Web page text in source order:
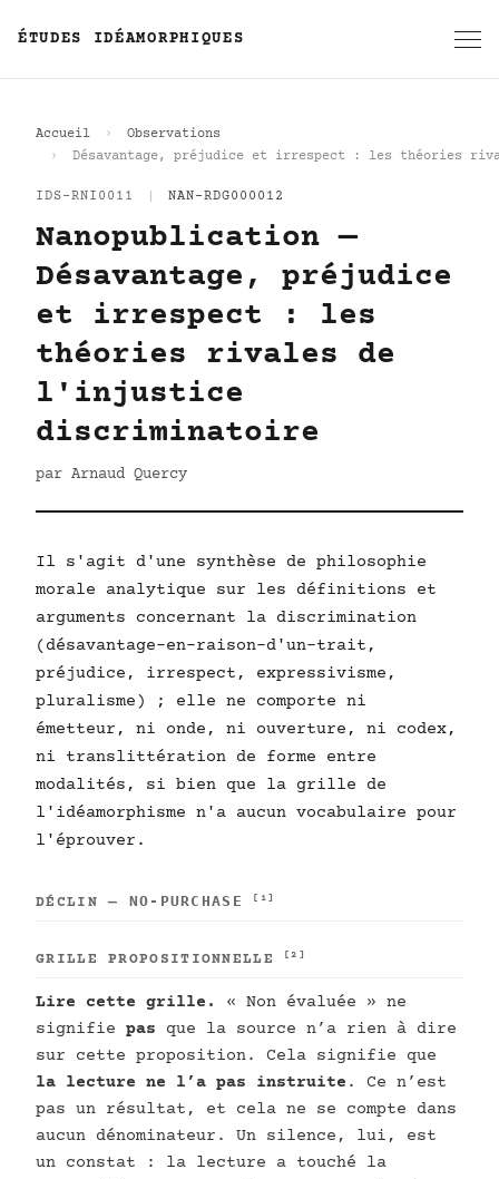
ÉTUDES IDÉAMORPHIQUES
Accueil
Observations
Désavantage, préjudice et irrespect : les théories
IDS-RNI0011 NAN-RDG000012
Nanopublication —
Désavantage, préjudice
et irrespect : les
théories rivales de
l'injustice
discriminatoire
par Arnaud Quercy
Il s'agit d'une synthèse de philosophie
morale analytique sur les définitions et
arguments concernant la discrimination
(désavantage-en-raison-d'un-trait,
préjudice, irrespect, expressivisme,
pluralisme) ; elle ne comporte ni
émetteur, ni onde, ni ouverture, ni codex,
ni translittération de forme entre
modalités, si bien que la grille de
l'idéamorphisme n'a aucun vocabulaire pour
l'éprouver.
DÉCLIN — NO-PURCHASE [1]
GRILLE PROPOSITIONNELLE [2]
Lire cette grille.
« Non évaluée » ne
signifie pas que la source n’a rien à dire
sur cette proposition. Cela signifie que
la lecture ne l’a pas instruite . Ce n’est
pas un résultat, et cela ne se compte dans
aucun dénominateur. Un silence, lui, est
un constat : la lecture a touché la